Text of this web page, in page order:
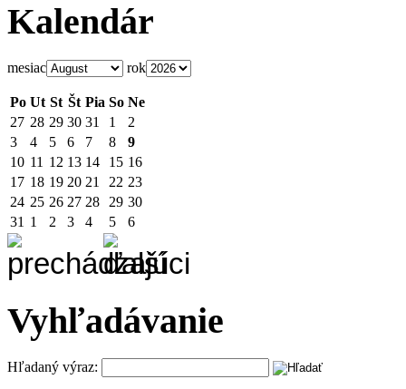
Kalendár
mesiac rok
Po Ut St Št Pia So Ne
27 28 29 30 31 1
2
3
4 5 6 7 8
9
10 11 12 13 14 15 16
17 18 19 20 21 22 23
24 25 26 27 28 29 30
31 1 2 3 4 5 6
Vyhľadávanie
Hľadaný výraz: